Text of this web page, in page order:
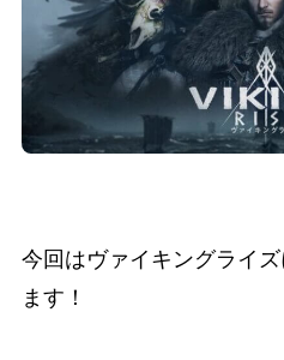
今回はヴァイキングライ
ます！